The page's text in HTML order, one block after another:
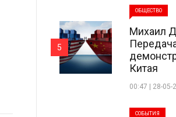
ОБЩЕСТВО
Михаил
Китая
00:47 | 28-05-
5
СОБЫТИЯ